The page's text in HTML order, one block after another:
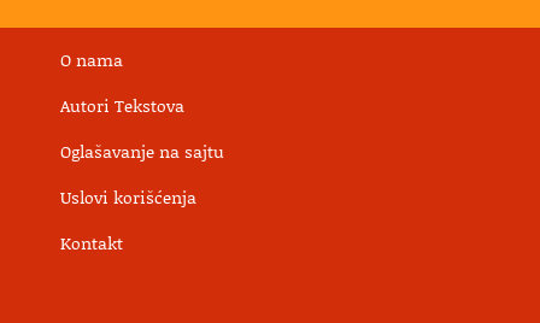
O nama
Autori Tekstova
Oglašavanje na sajtu
Uslovi korišćenja
Kontakt